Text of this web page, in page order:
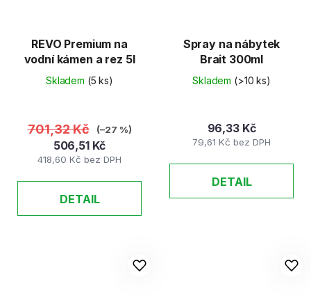
REVO Premium na
vodní kámen a rez 5l
Skladem (5 ks)
418,60 Kč bez DPH
506,51 Kč
701,32 Kč (–27 %)
DETAIL
Spray na nábytek
Brait 300ml
Skladem (>10 ks)
79,61 Kč bez DPH
96,33 Kč
DETAIL